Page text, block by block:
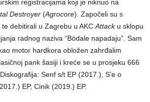
registracijama koji je niknuo na
Destroyer (Agrocore). Započeli su s
debitirali u Zagrebu u AKC Attacku sklopu
radnog naziva “Bödale napadaju”. Sam
motor hardkora obložen zahrđalim
pank šasiji i kreće se u prosjeku 666
Senf s/t EP (2017.), S’e o
EP, Cinik (2019.) EP.